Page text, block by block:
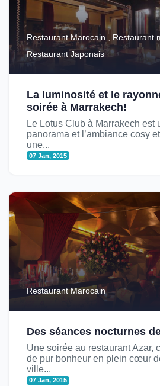
Restaurant Marocain , Restaurant
Restaurant Japonais
La luminosité et le
soirée à Marrakech!
Le Lotus Club à Marrakech est
panorama et l’ambiance cosy
une...
07 Jan, 2015
Restaurant Marocain
Des séances nocturnes
Une soirée au restaurant Azar,
de pur bonheur en plein cœur
ville...
07 Jan, 2015